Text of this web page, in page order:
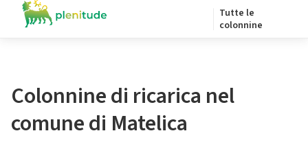
Tutte le
colonnine
Colonnine di ricarica nel
comune di Matelica